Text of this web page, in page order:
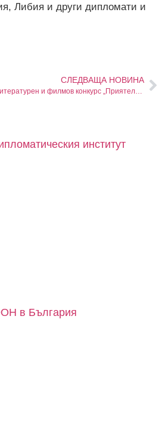
Либия и други дипломати и
СЛЕДВАЩА НОВИНА
Участие на Дипломатическия институт в Международния младежки литературен и филмов конкурс „Приятелството – смисъл и спасение“ в Бургас
институт
в България